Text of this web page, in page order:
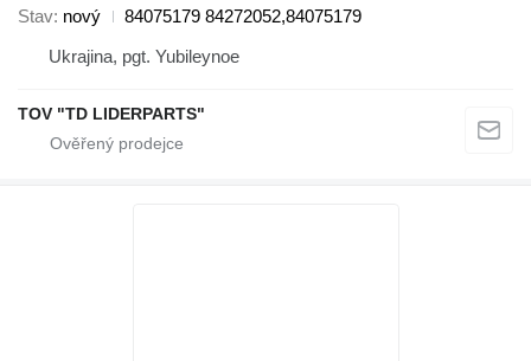
Stav nový
84075179 84272052,84075179
Ukrajina, pgt. Yubileynoe
TOV "TD LIDERPARTS"